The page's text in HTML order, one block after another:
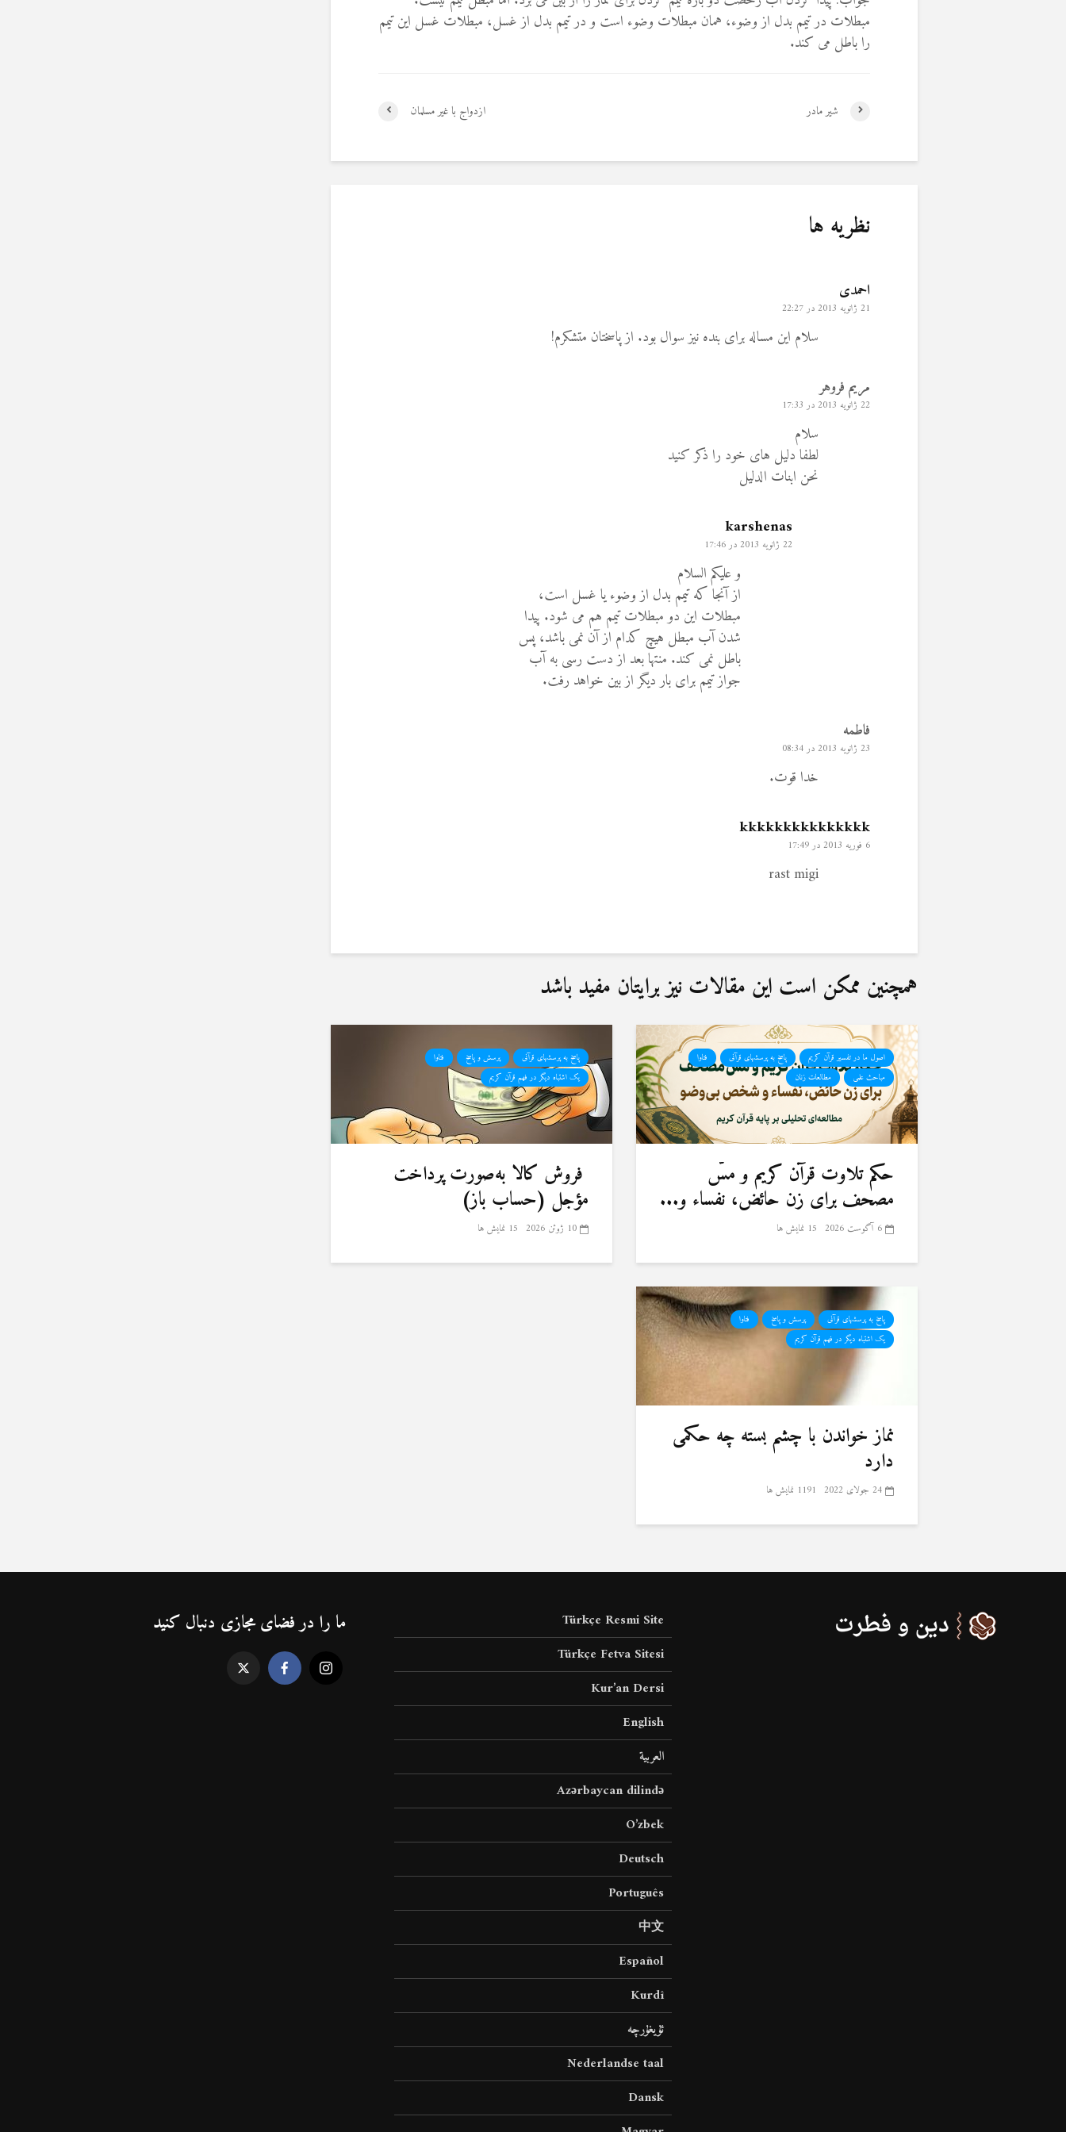
مبطلات در تیمم بدل از وضوء، همان مبطلات وضوء است و در تیمم بدل از غسل، مبطلات غسل این تیمم
را باطل می کند.
ازدواج با غیر مسلمان شیر مادر
نظریه ها
احمدی
21 ژانویه 2013 در 22:27
سلام این مساله برای بنده نیز سوال بود. از پاسختان متشکرم!
مریم فروهر
22 ژانویه 2013 در 17:33
سلام
لطفا دلیل های خود را ذکر کنید
نحن ابنات الدلیل
karshenas
22 ژانویه 2013 در 17:46
و علیکم السلام
از آنجا که تیمم بدل از وضوء یا غسل است،
مبطلات این دو مبطلات تیمم هم می شود. پیدا
شدن آب مبطل هیچ کدام از آن نمی باشد، پس
باطل نمی کند. منتها بعد از دست رسی به آب
جواز تیمم برای بار دیگر از بین خواهد رفت.
فاطمه
23 ژانویه 2013 در 08:34
خدا قوت.
kkkkkkkkkkkkkkk
6 فوریه 2013 در 17:49
rast migi
همچنین ممکن است این مقالات نیز برایتان مفید باشد
اصول ما در تفسیر قرآن کریم پاسخ به پرسشهای قرآنی
فتاوا
مباحث علمی
مطالعات زنان
حكم تلاوت قرآن كريم و مسّ
مصحف برای زن حائض، نفساء و...
6 آگوست 2026 15 نمایش ها
پاسخ به پرسشهای قرآنی پرسش و پاسخ
فتاوا
یک اشتباه دیگر در فهم قرآن کریم
فروش کالا به‌صورت پرداخت
مؤجل (حساب باز)
10 ژوئن 2026 15 نمایش ها
پاسخ به پرسشهای قرآنی پرسش و پاسخ
فتاوا
یک اشتباه دیگر در فهم قرآن کریم
نماز خواندن با چشم بسته چه حکمی
دارد
24 جولای 2022 1191 نمایش ها
Türkçe Resmi Site
Türkçe Fetva Sitesi
Kur’an Dersi
English
العربية
Azərbaycan dilində
O’zbek
Deutsch
Português
中文
Español
Kurdî
ئۇيغۇرچە
Nederlandse taal
Dansk
ما را در فضای مجازی دنبال کنید